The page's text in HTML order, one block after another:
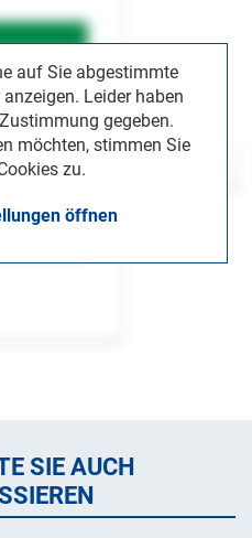
auf Sie abgestimmte
Leider haben
gegeben.
möchten, stimmen Sie
zu.
öffnen
SIE AUCH